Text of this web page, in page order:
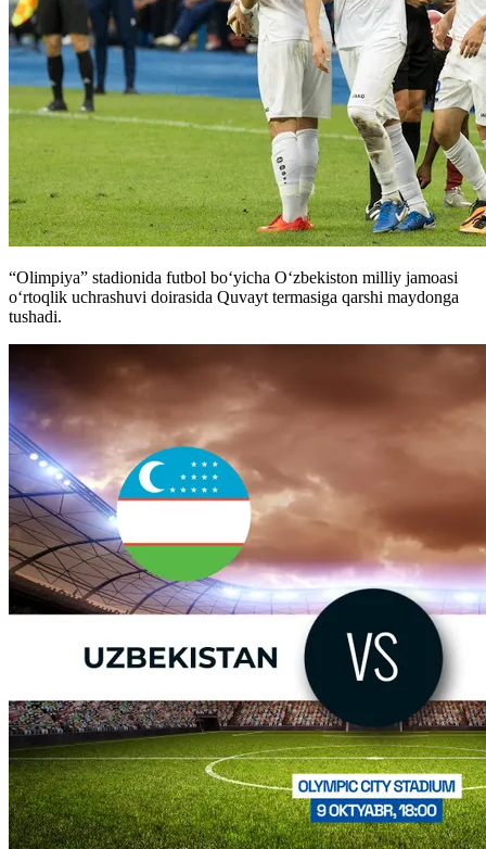
“Olimpiya” stadionida futbol boʻyicha Oʻzbekiston milliy jamoasi
oʻrtoqlik uchrashuvi doirasida Quvayt termasiga qarshi maydonga
tushadi.